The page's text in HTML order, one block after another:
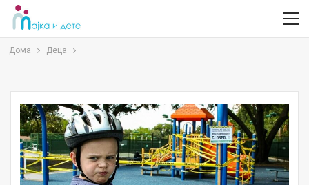
Дома Деца